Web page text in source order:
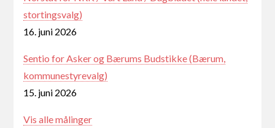
stortingsvalg)
16. juni 2026
Sentio for Asker og Bærums Budstikke (Bærum,
kommunestyrevalg)
15. juni 2026
Vis alle målinger